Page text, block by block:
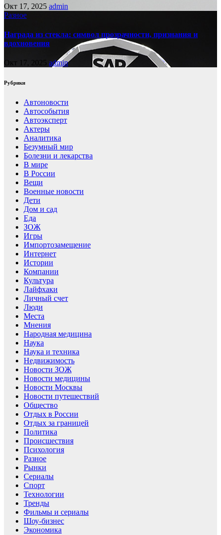
Окт 17, 2025 admin
Разное
Награда из стекла: символ прозрачности, признания и
вдохновения
Окт 17, 2025 admin
Рубрики
Автоновости
Автособытия
Автоэксперт
Актеры
Аналитика
Безумный мир
Болезни и лекарства
В мире
В России
Вещи
Военные новости
Дети
Дом и сад
Еда
ЗОЖ
Игры
Импортозамещение
Интернет
Истории
Компании
Культура
Лайфхаки
Личный счет
Люди
Места
Мнения
Народная медицина
Наука
Наука и техника
Недвижимость
Новости ЗОЖ
Новости медицины
Новости Москвы
Новости путешествий
Общество
Отдых в России
Отдых за границей
Политика
Происшествия
Психология
Разное
Рынки
Сериалы
Спорт
Технологии
Тренды
Фильмы и сериалы
Шоу-бизнес
Экономика